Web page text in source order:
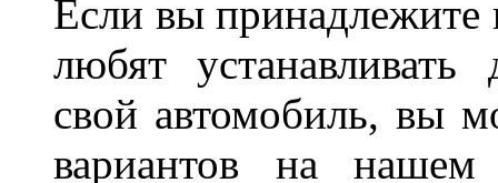
Если вы принадлежите
любят устанавливать
свой автомобиль, вы
вариантов на